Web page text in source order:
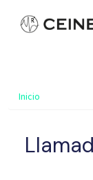
Inicio